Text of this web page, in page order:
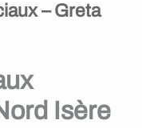
– Greta
Isère